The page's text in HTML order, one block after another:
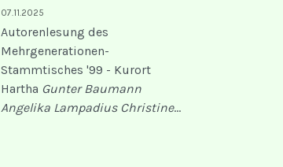
07.11.2025
Autorenlesung des
Mehrgenerationen-
Stammtisches '99 - Kurort
Hartha Gunter Baumann
Angelika Lampadius Christine...